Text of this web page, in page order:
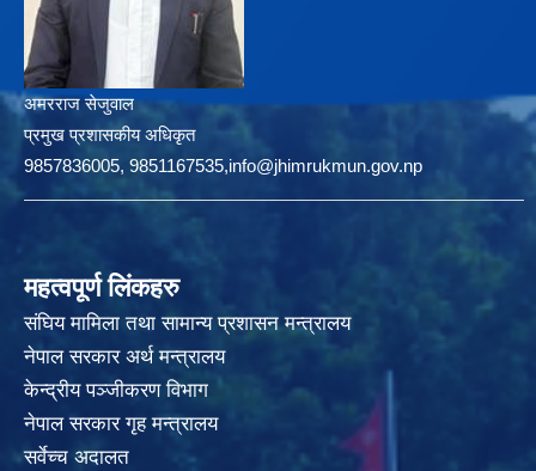
अमरराज सेजुवाल
प्रमुख प्रशासकीय अधिकृत
9857836005, 9851167535,info@jhimrukmun.gov.np
महत्वपूर्ण लिंकहरु
संघिय मामिला तथा सामान्य प्रशासन मन्त्रालय
नेपाल सरकार अर्थ मन्त्रालय
केन्द्रीय पञ्जीकरण विभाग
नेपाल सरकार गृह मन्त्रालय
सर्वेच्च अदालत